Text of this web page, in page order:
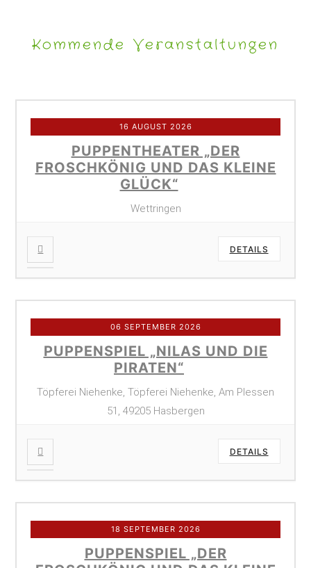
Kommende Veranstaltungen
16 AUGUST 2026
PUPPENTHEATER „DER
FROSCHKÖNIG UND DAS KLEINE
GLÜCK“
Wettringen
DETAILS
06 SEPTEMBER 2026
PUPPENSPIEL „NILAS UND DIE
PIRATEN“
Töpferei Niehenke, Töpferei Niehenke, Am Plessen
51, 49205 Hasbergen
DETAILS
18 SEPTEMBER 2026
PUPPENSPIEL „DER